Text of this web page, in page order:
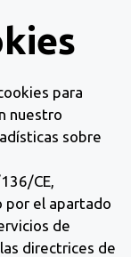
para
nuestro
sobre
CE,
por el apartado
de
directrices de